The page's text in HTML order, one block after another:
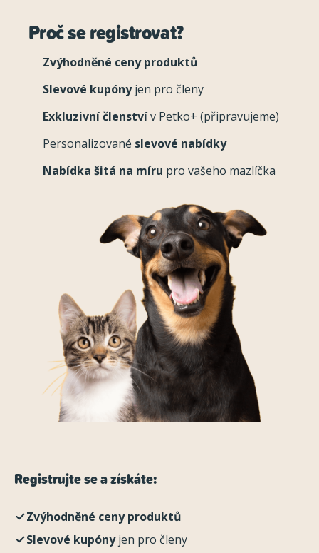
Proč se registrovat?
Zvýhodněné ceny produktů
Slevové kupónyjen pro členy
Exkluzivní členstvív Petko+ (připravujeme)
Personalizované slevové nabídky
Nabídka šitá na míru pro vašeho mazlíčka
Registrujte se a získáte:
Zvýhodněné ceny produktů
Slevové kupónyjen pro členy